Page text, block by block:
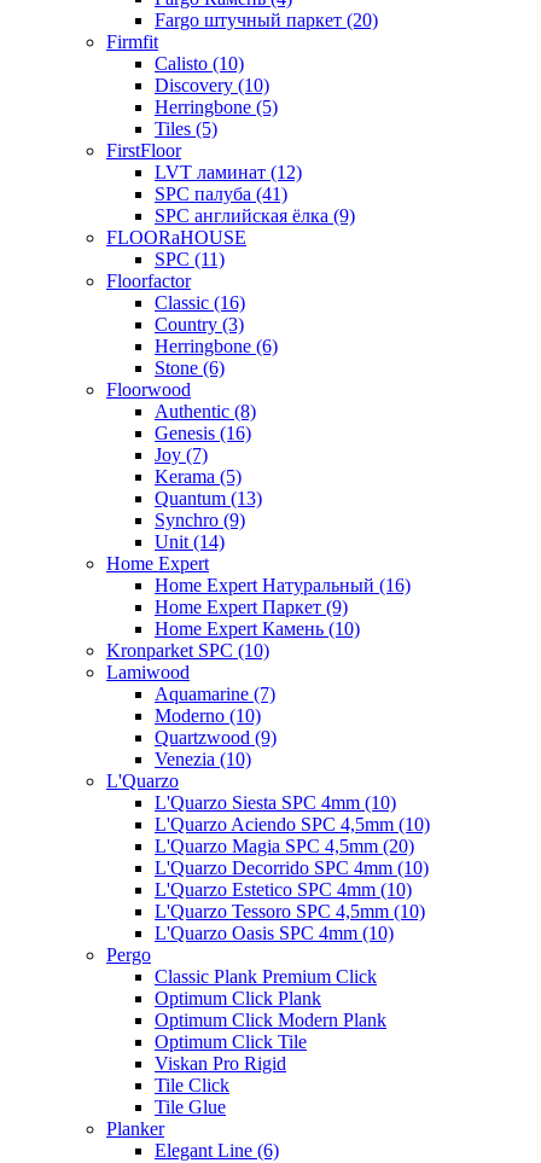
Fargo штучный паркет (20)
Firmfit
Calisto (10)
Discovery (10)
Herringbone (5)
Tiles (5)
FirstFloor
LVT ламинат (12)
SPC палуба (41)
SPC английская ёлка (9)
FLOORaHOUSE
SPC (11)
Floorfactor
Classic (16)
Country (3)
Herringbone (6)
Stone (6)
Floorwood
Authentic (8)
Genesis (16)
Joy (7)
Kerama (5)
Quantum (13)
Synchro (9)
Unit (14)
Home Expert
Home Expert Натуральный (16)
Home Expert Паркет (9)
Home Expert Камень (10)
Kronparket SPC (10)
Lamiwood
Aquamarine (7)
Moderno (10)
Quartzwood (9)
Venezia (10)
L'Quarzo
L'Quarzo Siesta SPC 4mm (10)
L'Quarzo Aciendo SPC 4,5mm (10)
L'Quarzo Magia SPC 4,5mm (20)
L'Quarzo Decorrido SPC 4mm (10)
L'Quarzo Estetico SPC 4mm (10)
L'Quarzo Tessoro SPC 4,5mm (10)
L'Quarzo Oasis SPC 4mm (10)
Pergo
Classic Plank Premium Click
Optimum Click Plank
Optimum Click Modern Plank
Optimum Click Tile
Viskan Pro Rigid
Tile Click
Tile Glue
Planker
Elegant Line (6)